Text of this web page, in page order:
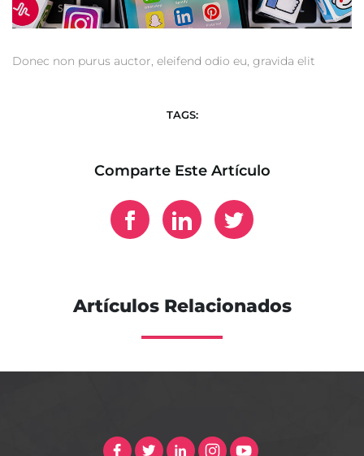
Donec non purus auctor, eleifend odio eu, gravida elit
TAGS:
Comparte Este Artículo
Artículos Relacionados